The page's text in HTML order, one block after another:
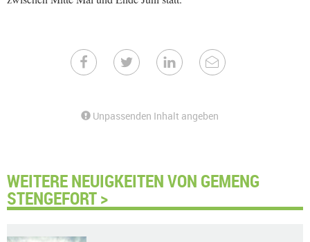
Unpassenden Inhalt angeben
WEITERE NEUIGKEITEN VON GEMENG
STENGEFORT >